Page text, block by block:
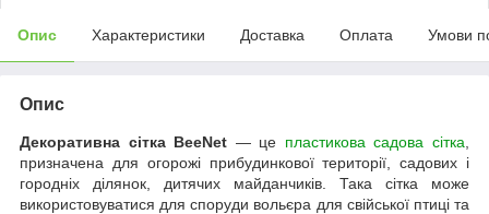
Опис Характеристики Доставка Оплата Умови
Опис
Декоративна сітка BeeNet — це пластикова садова сітка
призначена для огорожі прибудинкової території, садових і
городніх ділянок, дитячих майданчиків. Така сітка може
використовуватися для споруди вольєра для свійської птиці та